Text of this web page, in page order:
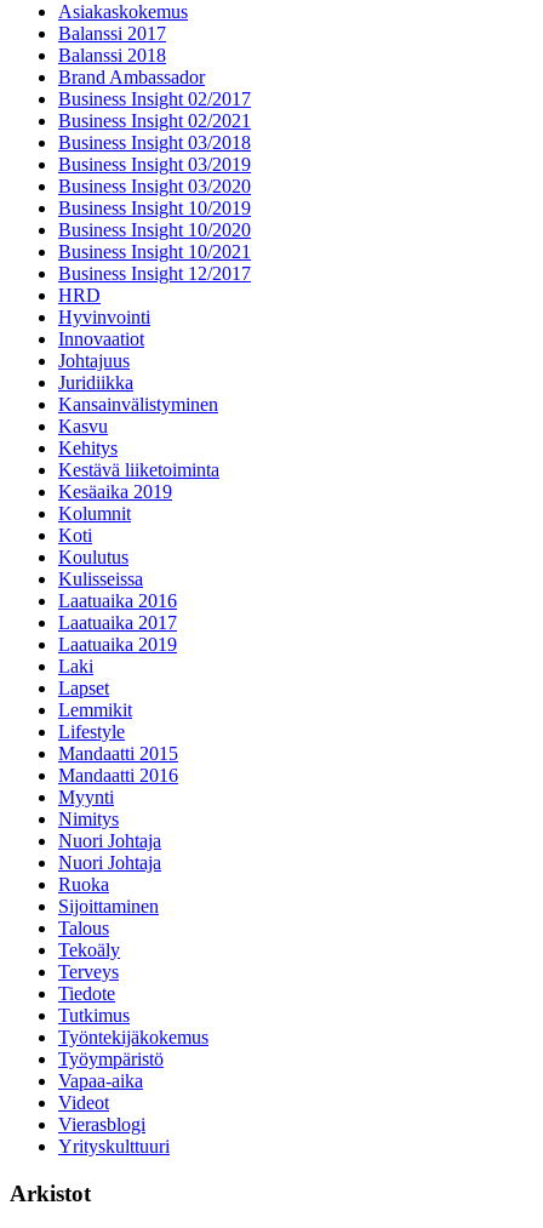
Asiakaskokemus
Balanssi 2017
Balanssi 2018
Brand Ambassador
Business Insight 02/2017
Business Insight 02/2021
Business Insight 03/2018
Business Insight 03/2019
Business Insight 03/2020
Business Insight 10/2019
Business Insight 10/2020
Business Insight 10/2021
Business Insight 12/2017
HRD
Hyvinvointi
Innovaatiot
Johtajuus
Juridiikka
Kansainvälistyminen
Kasvu
Kehitys
Kestävä liiketoiminta
Kesäaika 2019
Kolumnit
Koti
Koulutus
Kulisseissa
Laatuaika 2016
Laatuaika 2017
Laatuaika 2019
Laki
Lapset
Lemmikit
Lifestyle
Mandaatti 2015
Mandaatti 2016
Myynti
Nimitys
Nuori Johtaja
Nuori Johtaja
Ruoka
Sijoittaminen
Talous
Tekoäly
Terveys
Tiedote
Tutkimus
Työntekijäkokemus
Työympäristö
Vapaa-aika
Videot
Vierasblogi
Yrityskulttuuri
Arkistot